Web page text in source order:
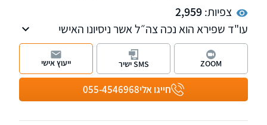
צפיות:2,959
עו"ד שפירא הוא נכה צה״ל אשר ניסיונו האישי
הוביל אותו לעסוק במקצוע. המשרד מעניק ליווי
וייצוג משפטי בתחום נזקי הגוף והביטוח על כל
רבדיו, ייצוג נאשמים בעבירות תכנון ובניה.
חייגו אלי055-4546968
ZOOM SMS ישיר ייעוץ אישי